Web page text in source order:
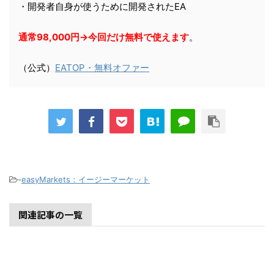
・開発者自身が使うために開発されたEA
通常98,000円→今回だけ無料で使えます。
（公式） EATOP・無料オファー
-easyMarkets：イージーマーケット
関連記事の一覧